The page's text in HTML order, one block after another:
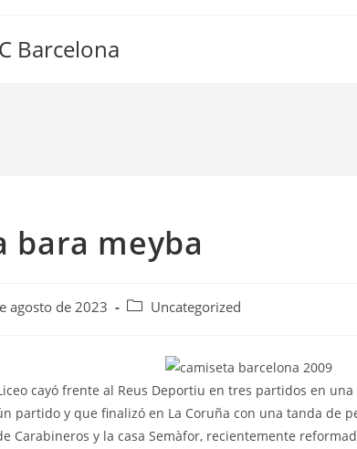
Barcelona
bara meyba
agosto de 2023
Categoría
entrada:
Uncategorized
cayó frente al Reus Deportiu en tres partidos en
partido y que finalizó en La Coruña con una tanda de
Carabineros y la casa Semàfor, recientemente